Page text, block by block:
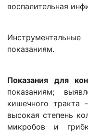
воспалительная
показаниям.
Показания для
показаниям;
кишечного тракта
высокая степень
микробов и